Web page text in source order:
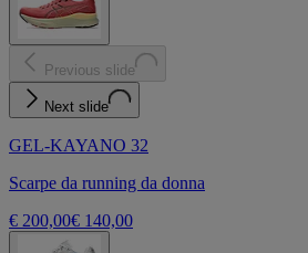
Previous slide
Next slide
GEL-KAYANO 32
Scarpe da running da donna
€ 200,00€ 140,00